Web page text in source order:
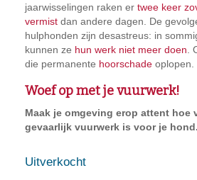
jaarwisselingen raken er twee keer
vermist dan andere dagen. De
hulphonden zijn desastreus: in
kunnen ze hun werk niet meer doen .
die permanente hoorschade oplopen.
Woef op met je vuurwerk!
Maak je omgeving erop attent hoe
gevaarlijk vuurwerk is voor je hond.
Uitverkocht